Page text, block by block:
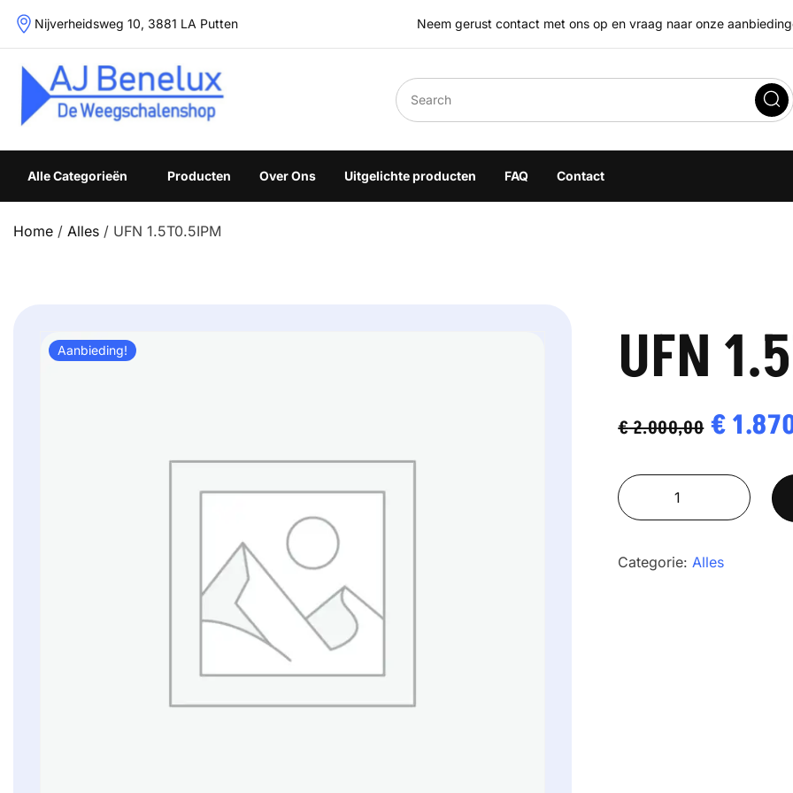
Skip
Nijverheidsweg 10, 3881 LA Putten Neem gerust contact met ons op en vraag naar onze
Weegschalenshop | Precisieweegschalen & Industriële Weegoplossingen
Alle Categorieën Producten Over Ons Uitgelichte producten FAQ Contact
Home / Alles / UFN 1.5T0.5IPM
Aanbieding! UFN
€2.000,00
was:
€
€
UFN
1.5T0.5IPM
Categorie:Alles